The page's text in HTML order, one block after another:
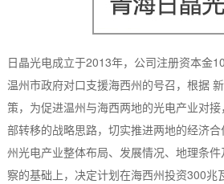
日晶光电成立于2013年，公司注册资本金
温州市政府对口支援海西州的号召，根据
策，为促进温州与海西两地的光电产业对
部转移的战略思路，切实推进两地的经济
州光电产业整体布局、发展情况、地理条
察的基础上，决定计划在海西州投资300兆